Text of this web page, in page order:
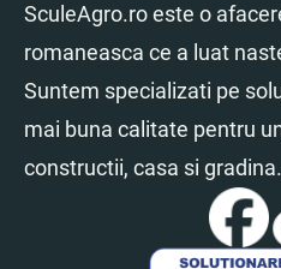
SculeAgro.ro este o
romaneasca ce a luat
Suntem specializati pe
mai buna calitate pentru
constructii, casa si gradina.